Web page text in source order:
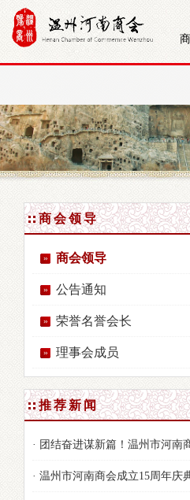
商会领导
商会领导
公告通知
荣誉名誉会长
理事会成员
推荐新闻
· 团结奋进谋新篇！温州市河南
满举行
· 温州市河南商会成立15周年庆